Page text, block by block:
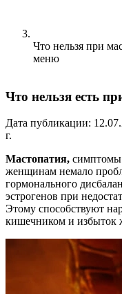
Что нельзя при
меню
Что нельзя есть
Дата публикации:
г.
Мастопатия, симптомы
женщинам немало
гормонального
эстрогенов при
Этому способствуют
кишечником и избыток